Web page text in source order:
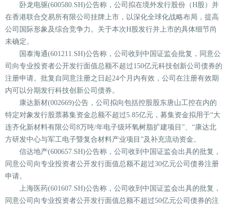
卧龙电驱(600580.SH)公告称，公司拟在境外发行股份（H股）并
在香港联合交易所有限公司挂牌上市，以深化全球化战略布局，提高
公司国际形象及综合竞争力。关于本次H股发行并上市的具体细节尚
未确定。
国泰海通(601211.SH)公告称，公司收到中国证监会批复，同意公
司向专业投资者公开发行面值总额不超过150亿元科技创新公司债券的
注册申请。批复自同意注册之日起24个月内有效，公司在注册有效期
内可以分期发行科技创新公司债券。
康达新材(002669)公告，公司拟向包括控股股东唐山工控在内的
特定对象发行股票募集资金总额不超过5.85亿元，募集资金拟用于“大
连齐化新材料有限公司8万吨/年电子级环氧树脂扩建项目”、“康达北
方研发中心与军工电子暨复合材料产业项目”及补充流动资金。
信达地产(600657.SH)公告称，公司收到中国证监会出具的批复，
同意公司向专业投资者公开发行面值总额不超过30亿元公司债券注册
申请。
上海医药(601607.SH)公告称，公司收到中国证监会出具的批复，
同意公司向专业投资者公开发行面值总额不超过50亿元公司债券的注